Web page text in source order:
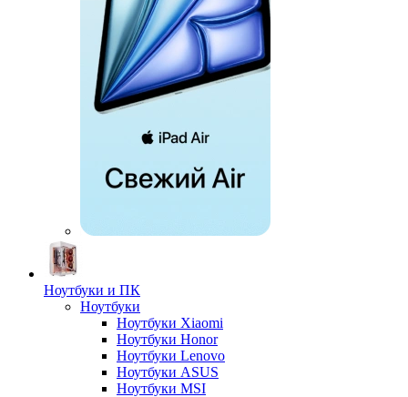
Ноутбуки и ПК
Ноутбуки
Ноутбуки Xiaomi
Ноутбуки Honor
Ноутбуки Lenovo
Ноутбуки ASUS
Ноутбуки MSI